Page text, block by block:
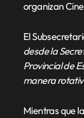
organizan
El
desde la
Provincial de
manera
Mientras que